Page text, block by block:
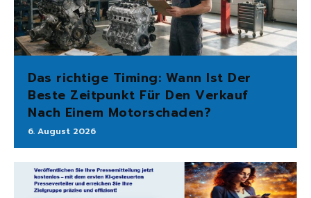
Das richtige Timing: Wann Ist Der
Beste Zeitpunkt Für Den Verkauf
Nach Einem Motorschaden?
6. August 2026